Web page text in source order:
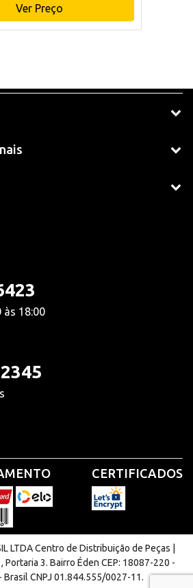
Ver Preço
às 18:00
CERTIFICADOS
LTDA Centro de Distribuição de Peças |
Portaria 3. Bairro Éden CEP: 18087-220 -
Brasil CNPJ 01.844.555/0027-11.